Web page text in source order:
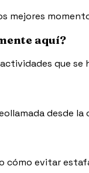
mejores
aquí?
que se
desde
cómo evitar